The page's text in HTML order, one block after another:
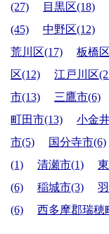
(27)
目黒区(18)
(45)
中野区(12)
荒川区(17)
板橋
区(12)
江戸川区
市(13)
三鷹市(6)
町田市(13)
小金
市(5)
国分寺市(6)
(1)
清瀬市(1)
(6)
稲城市(3)
(6)
西多摩郡瑞穂